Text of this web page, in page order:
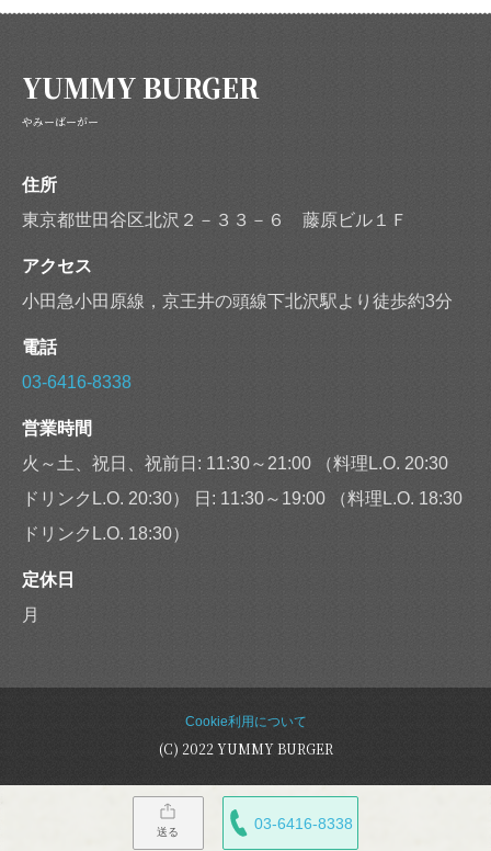
YUMMY BURGER
やみーばーがー
住所
東京都世田谷区北沢２－３３－６ 藤原ビル１Ｆ
アクセス
小田急小田原線，京王井の頭線下北沢駅より徒歩約3分
電話
03-6416-8338
営業時間
火～土、祝日、祝前日: 11:30～21:00 （料理L.O. 20:30
ドリンクL.O. 20:30） 日: 11:30～19:00 （料理L.O. 18:30
ドリンクL.O. 18:30）
定休日
月
Cookie利用について
(C) 2022 YUMMY BURGER
送る 03-6416-8338